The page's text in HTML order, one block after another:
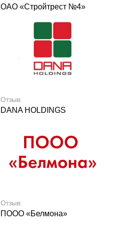
ОАО «Стройтрест №4»
Отзыв:
DANA HOLDINGS
Отзыв:
ПООО «Белмона»